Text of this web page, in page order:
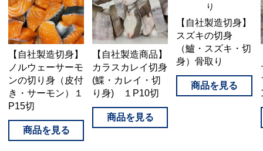
【自社製造切身】
ノルウェーサーモ
ンの切り身（皮付
き・サーモン）１
P15切
【自社製造商品】
カラスカレイ切身
(鰈・カレイ・切
り身) １P10切
【自社製造切身】
スズキの切身
（鱸・スズキ・切
身）骨取り